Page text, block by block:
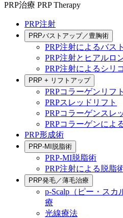
PRP治療 PRP Therapy
PRP注射
PRPバストアップ／豊胸術
PRP注射によるバス
PRP注射とヒアルロ
PRP注射によるシリ
PRP + リフトアップ
PRPコラーゲンリフト
PRPスレッドリフト
PRPコラーゲンスレ
PRPコラーゲンによ
PRP形成術
PRP-MI脱脂術
PRP-MI脱脂術
PRP注射による脱脂
PRP発毛／薄毛治療
p-Scalp（ピー・スカ
療
光線療法